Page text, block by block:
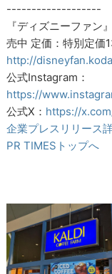
-------------------
『ディズニーファン
売中 定価：特別定価
http://
公式Instagram：
https://
公式X： https://
企業プレスリリース
PR TIMESトップへ